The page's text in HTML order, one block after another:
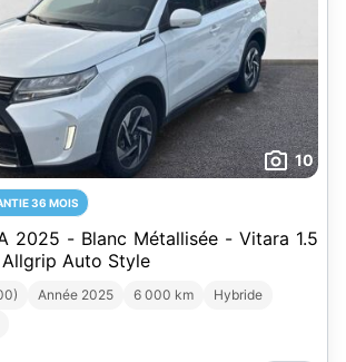
10
36 MOIS
2025 - Blanc Métallisée - Vitara 1.5
Dualjet Hybrid Allgrip Auto Style
Année 2025 6 000 km
Hybride